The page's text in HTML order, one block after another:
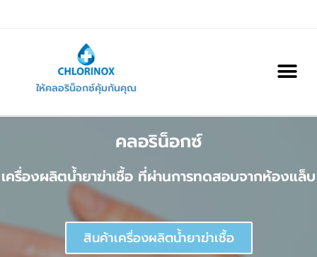
ให้คลอริน็อกซ์คุ้มกันคุณ
คลอริน็อกซ์
เครื่องผลิตน้ำยาฆ่าเชื้อ ที่ผ่านการทดสอบจากห้องแล็บ
สินค้าเครื่องผลิตน้ำยาฆ่าเชื้อ